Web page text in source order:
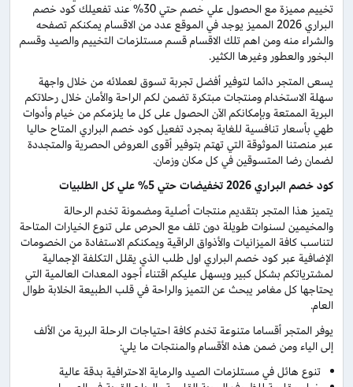
تخييم مميزة مع الحصول علي خصم حتي 30% عند تفعيلك كود خصم
البراري 2026 المميز يوجد في الموقع عدد من الاقسام يمكنكم تصفحه
والشراء منه ومن اهم تلك الاقسام قسم مستلزمات التخييم والصيد وقسم
البخور والعطور وغيرها الكثير.
يسعى المتجر دائما لتوفير أفضل تجربة تسوق لعملائه من خلال واجهة
سهلة الاستخدام ومنتجات مبتكرة تضمن لكم الراحة والأمان خلال رحلاتكم
البرية الممتعة وبإمكانكم الآن الحصول على كل ما يلزمكم من خيام وأدوات
طهي بأسعار تنافسية للغاية بمجرد تفعيل كود خصم البراري المتاح حاليا
عبر منصتنا الموثوقة التي تهتم بتوفير أقوى العروض الحصرية والمتجددة
لضمان رضا المتسوقين في كل مكان وزمان.
كود خصم البراري 2026 تخفيضات حتي 5% علي كل الطلبيات
يتميز هذا المتجر بتقديم منتجات أصلية ومضمونة تخدم الرحالة
والمخيمين لسنوات طويلة دون تلف مع الحرص على تنوع الخيارات المتاحة
لتناسب كافة الميزانيات والأذواق الراقية ويمكنكم الاستفادة من الخصومات
الإضافية عبر كود خصم البراري اول طلب الذي يقلل التكلفة الإجمالية
لمشترياتكم بشكل كبير ويسهل عليكم اقتناء أجود المعدات العالمية التي
يحتاجها كل مغامر يبحث عن التميز والراحة في قلب الطبيعة الخلابة طوال
العام.
يوفر المتجر أقساما متنوعة تخدم كافة احتياجات الرحلة البرية من الألف
إلى الياء ومن ضمن هذه الأقسام والمنتجات ما يلي:
تنوع هائل في مستلزمات الصيد والرماية الاحترافية بدقة عالية